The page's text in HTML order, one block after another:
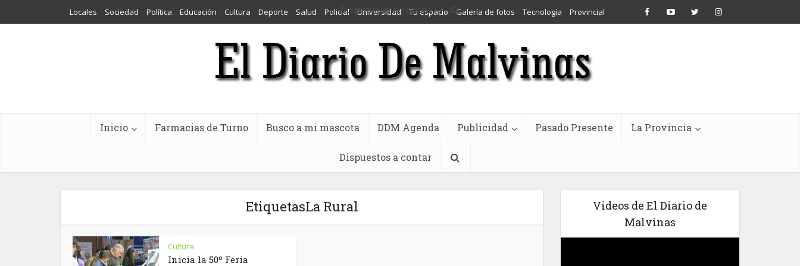
Dispuestos a contar
Locales Sociedad Política Educación Cultura Deporte Salud Policial Universidad Tu espacio Galería de fotos Tecnología Provincial
Inicio Farmacias de Turno Busco a mi mascota DDM Agenda Publicidad Pasado Presente La Provincia
Dispuestos a contar
EtiquetasLa Rural
Cultura
Inicia la 50º Feria
Videos de El Diario de
Malvinas